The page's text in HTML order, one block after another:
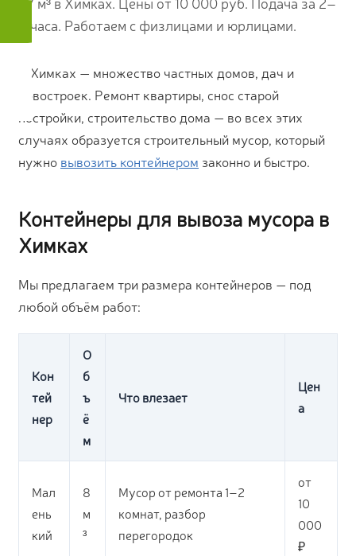
4 часа. Работаем с физлицами и юрлицами.
В Химках — множество частных домов, дач и
новостроек. Ремонт квартиры, снос старой
постройки, строительство дома — во всех этих
случаях образуется строительный мусор, который
нужно вывозить контейнером законно и быстро.
Контейнеры для вывоза мусора в
Химках
Мы предлагаем три размера контейнеров — под
любой объём работ:
Кон
тей
нер
О
б
ъ
ё
м
Что влезает
Цен
а
Мал
ень
кий
8
м
³
Мусор от ремонта 1–2
комнат, разбор
перегородок
от
10
000
₽